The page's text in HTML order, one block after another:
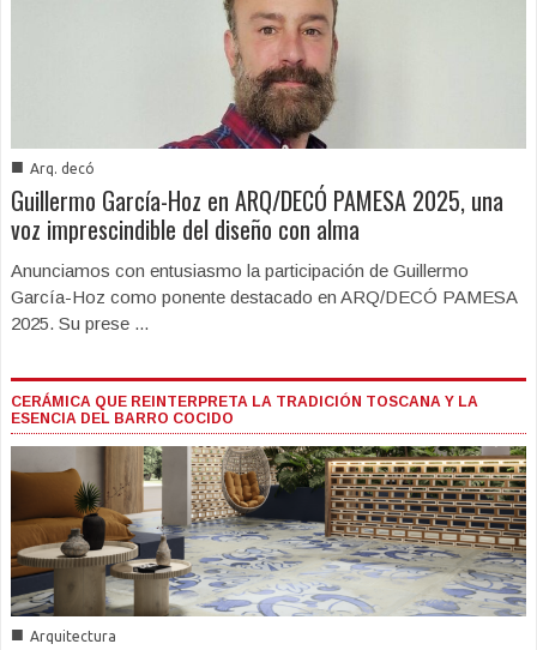
■ Arq. decó
Guillermo García-Hoz en ARQ/DECÓ PAMESA 2025, una
voz imprescindible del diseño con alma
Anunciamos con entusiasmo la participación de Guillermo
García-Hoz como ponente destacado en ARQ/DECÓ PAMESA
2025. Su prese ...
CERÁMICA QUE REINTERPRETA LA TRADICIÓN TOSCANA Y LA
ESENCIA DEL BARRO COCIDO
■ Arquitectura